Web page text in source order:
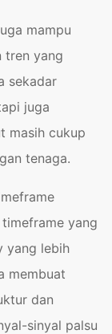
mampu
tren yang
sekadar
juga
masih cukup
tenaga.
yang
yang lebih
membuat
dan
sinyal palsu